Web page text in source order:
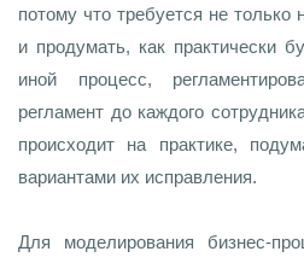
потому что требуется не только
и продумать, как практически
иной процесс,
регламент до каждого
происходит на практике,
вариантами их исправления.
Для моделирования бизнес-